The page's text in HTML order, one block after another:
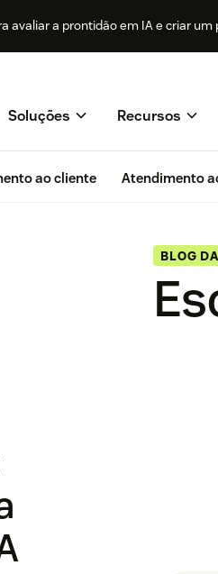
avaliar a prontidão em IA e criar
Soluções Recursos
ao cliente Atendimento
BLOG